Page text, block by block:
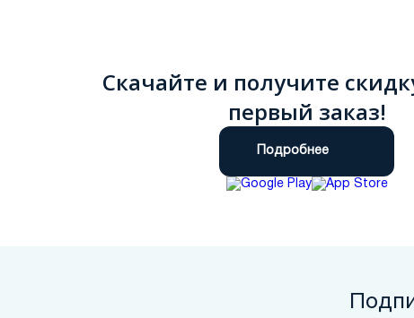
Скачайте и получите
первый заказ!
Подробнее